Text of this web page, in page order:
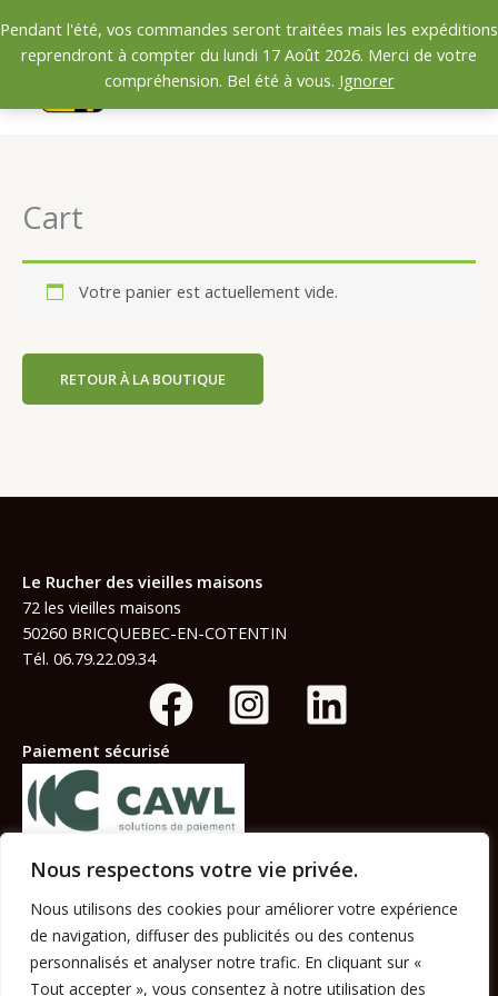
Nous respectons votre vie privée.
Nous utilisons des cookies pour améliorer votre expérience
de navigation, diffuser des publicités ou des contenus
personnalisés et analyser notre trafic. En cliquant sur «
Tout accepter », vous consentez à notre utilisation des
Pendant l'été, vos commandes seront traitées mais les expéditions
reprendront à compter du lundi 17 Août 2026. Merci de votre
compréhension. Bel été à vous. Ignorer
au
contenu
0.00€
Cart
Votre panier est actuellement vide.
RETOUR À LA BOUTIQUE
Le Rucher des vieilles maisons
72 les vieilles maisons
50260 BRICQUEBEC-EN-COTENTIN
Tél. 06.79.22.09.34
Paiement sécurisé
Informations légales :
CGV
Mentions légales
Politique de confidentialité